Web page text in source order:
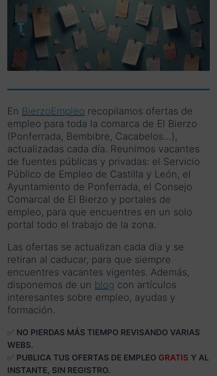
En BierzoEmpleo recopilamos ofertas de
empleo para toda la comarca de El Bierzo
(Ponferrada, Bembibre, Cacabelos…),
actualizadas cada día. Reunimos vacantes
de fuentes públicas y privadas: el Servicio
Público de Empleo de Castilla y León, el
Ayuntamiento de Ponferrada, el Consejo
Comarcal de El Bierzo y portales de
empleo, para que encuentres en un solo
portal todo el trabajo de la zona.
Las ofertas se actualizan cada día y se
retiran al caducar, para que siempre
encuentres vacantes vigentes. Además,
disponemos de un blog con artículos
interesantes sobre empleo, ayudas y
formación.
✅ NO PIERDAS MÁS TIEMPO REVISANDO VARIAS
WEBS.
✅ PUBLICA TUS OFERTAS DE EMPLEO GRATIS Y AL
INSTANTE, SIN REGISTRO.